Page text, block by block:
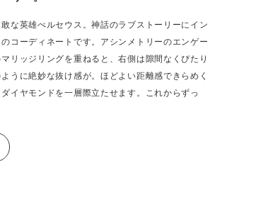
な英雄ぺルセウス。神話のラブストーリーにイン
コーディネートです。アシンメトリーのエンゲー
リッジリングを重ねると、右側は隙間なくぴたり
うに絶妙な抜け感が。ほどよい距離感できらめく
イヤモンドを一層際立たせます。これからずっ